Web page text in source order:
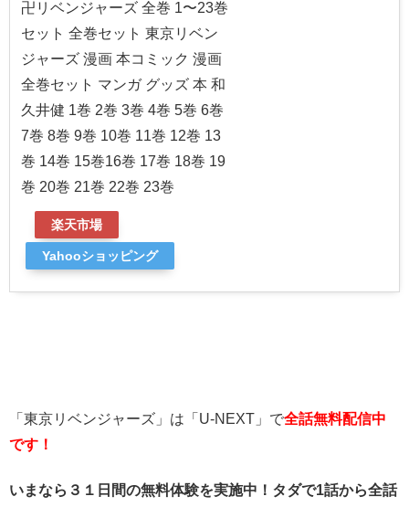
卍リベンジャーズ 全巻 1〜23巻
セット 全巻セット 東京リベン
ジャーズ 漫画 本コミック 漫画
全巻セット マンガ グッズ 本 和
久井健 1巻 2巻 3巻 4巻 5巻 6巻
7巻 8巻 9巻 10巻 11巻 12巻 13
巻 14巻 15巻16巻 17巻 18巻 19
巻 20巻 21巻 22巻 23巻
楽天市場
Yahooショッピング
「東京リベンジャーズ」は「U-NEXT」で全話無料配信中
です！
いまなら３１日間の無料体験を実施中！タダで1話から全話